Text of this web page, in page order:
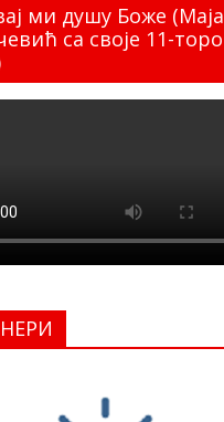
ми душу Боже (Маја
са своје 11-торо